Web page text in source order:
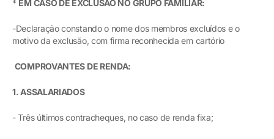
* EM CASO DE EXCLUSÃO NO GRUPO FAMILIAR:
-Declaração constando o nome dos membros excluídos e o
motivo da exclusão, com firma reconhecida em cartório
COMPROVANTES DE RENDA:
1. ASSALARIADOS
- Três últimos contracheques, no caso de renda fixa;